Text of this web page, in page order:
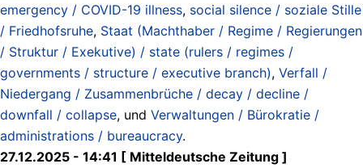
emergency / COVID-19 illness, social silence / soziale Stille
/ Friedhofsruhe, Staat (Machthaber / Regime / Regierungen
/ Struktur / Exekutive) / state (rulers / regimes /
governments / structure / executive branch), Verfall /
Niedergang / Zusammenbrüche / decay / decline /
downfall / collapse, und Verwaltungen / Bürokratie /
administrations / bureaucracy.
27.12.2025 - 14:41 [ Mitteldeutsche Zeitung ]